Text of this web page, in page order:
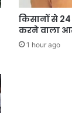
किसानों से
करने वाला
1 hour ago